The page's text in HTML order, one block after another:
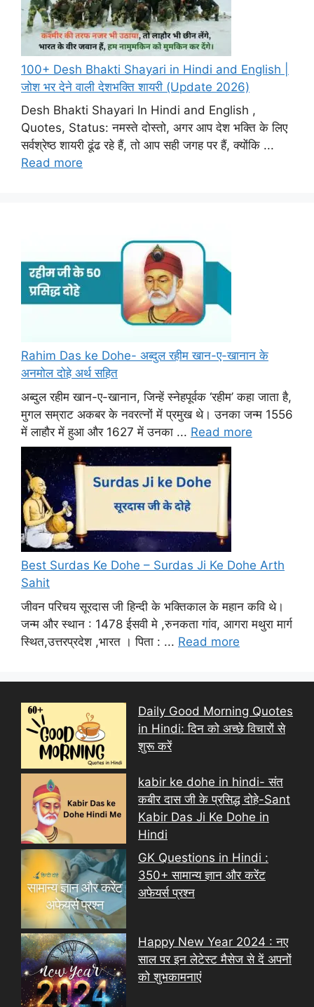
100+ Desh Bhakti Shayari in Hindi and English |
जोश भर देने वाली देशभक्ति शायरी (Update 2026)
Desh Bhakti Shayari In Hindi and English ,
Quotes, Status: नमस्ते दोस्तो, अगर आप देश भक्ति के लिए
सर्वश्रेष्ठ शायरी ढूंढ रहे हैं, तो आप सही जगह पर हैं, क्योंकि ...
Read more
Rahim Das ke Dohe- अब्दुल रहीम खान-ए-खानान के
अनमोल दोहे अर्थ सहित
अब्दुल रहीम खान-ए-खानान, जिन्हें स्नेहपूर्वक ‘रहीम’ कहा जाता है,
मुगल सम्राट अकबर के नवरत्नों में प्रमुख थे। उनका जन्म 1556
में लाहौर में हुआ और 1627 में उनका ... Read more
Best Surdas Ke Dohe – Surdas Ji Ke Dohe Arth
Sahit
जीवन परिचय सूरदास जी हिन्दी के भक्तिकाल के महान कवि थे।
जन्म और स्थान : 1478 ईसवी मे ,रुनकता गांव, आगरा मथुरा मार्ग
स्थित,उत्तरप्रदेश ,भारत । पिता : ... Read more
Daily Good Morning Quotes
in Hindi: दिन को अच्छे विचारों से
शुरू करें
kabir ke dohe in hindi- संत
कबीर दास जी के प्रसिद्ध दोहे-Sant
Kabir Das Ji Ke Dohe in
Hindi
GK Questions in Hindi :
350+ सामान्य ज्ञान और करेंट
अफेयर्स प्रश्न
Happy New Year 2024 : नए
साल पर इन लेटेस्ट मैसेज से दें अपनों
को शुभकामनाएं